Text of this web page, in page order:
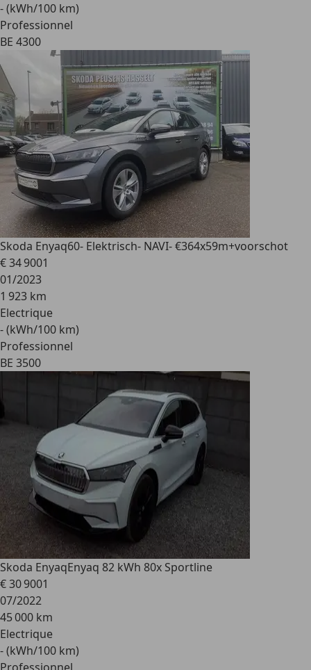
- (kWh/100 km)
Professionnel
BE 4300
Skoda Enyaq60- Elektrisch- NAVI- €364x59m+voorschot
€ 34 9001
01/2023
1 923 km
Electrique
- (kWh/100 km)
Professionnel
BE 3500
Skoda EnyaqEnyaq 82 kWh 80x Sportline
€ 30 9001
07/2022
45 000 km
Electrique
- (kWh/100 km)